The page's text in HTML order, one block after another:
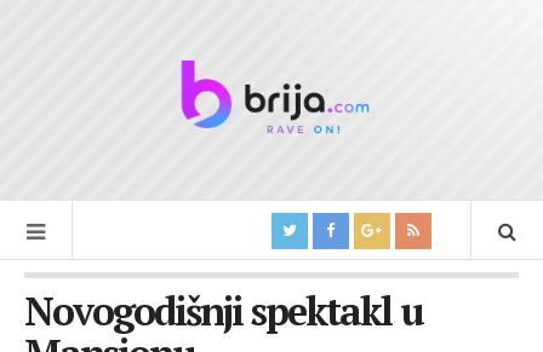
Novogodišnji spektakl u